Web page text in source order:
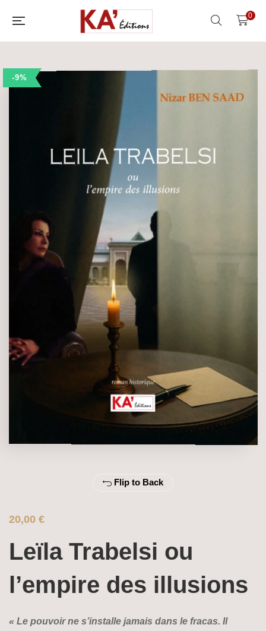
0
-9%
Flip to Back
Le
initial
22,00 €.
20,00 €Le
actuel
20,00 €.
Leïla Trabelsi ou
l’empire des illusions
« Le pouvoir ne s’installe jamais dans le fracas. Il